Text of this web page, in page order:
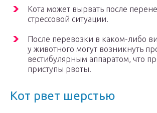
Кота может вырвать после
стрессовой ситуации.
После перевозки в каком-либо
у животного могут возникнуть
вестибулярным аппаратом, что
приступы рвоты.
Кот рвет шерстью